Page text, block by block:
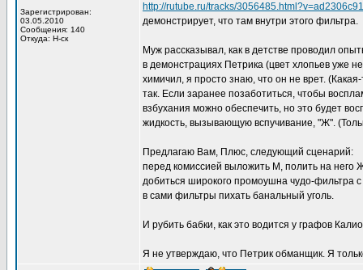
Зарегистрирован:
03.05.2010
Сообщения: 140
Откуда: Н-ск
http://rutube.ru/tracks/
демонстрирует, что там внутри этого фильтра.
Муж рассказывал, как в детстве проводил
в демонстрациях Петрика (цвет хлопьев уже
химичил, я просто знаю, что он не врет.
так. Если заранее позаботиться, чтобы
взбухания можно обеспечить, но это будет
жидкость, вызывающую вспучивание, "Ж".
Предлагаю Вам, Плюс, следующий сценарий:
перед комиссией выложить М, полить на
добиться широкого промоушна чудо-фильтра
в сами фильтры пихать банальный уголь.
И рубить бабки, как это водится у графов
Я не утверждаю, что Петрик обманщик. Я